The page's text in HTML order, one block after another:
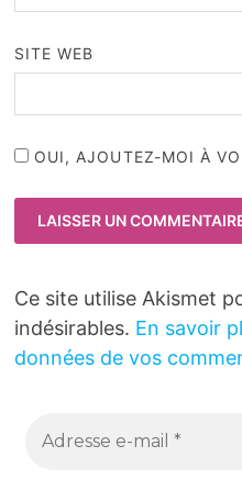
SITE WEB
OUI, AJOUTEZ-MOI À
Ce site utilise Akismet
indésirables. En savoir
données de vos